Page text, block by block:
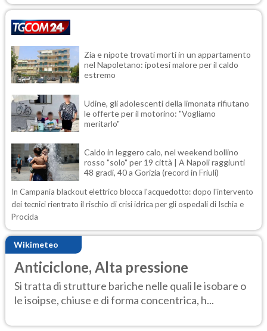
Zia e nipote trovati morti in un appartamento
nel Napoletano: ipotesi malore per il caldo
estremo
Udine, gli adolescenti della limonata rifiutano
le offerte per il motorino: "Vogliamo
meritarlo"
Caldo in leggero calo, nel weekend bollino
rosso "solo" per 19 città | A Napoli raggiunti
48 gradi, 40 a Gorizia (record in Friuli)
In Campania blackout elettrico blocca l'acquedotto: dopo l'intervento
dei tecnici rientrato il rischio di crisi idrica per gli ospedali di Ischia e
Procida
Wikimeteo
Anticiclone, Alta pressione
Si tratta di strutture bariche nelle quali le isobare o
le isoipse, chiuse e di forma concentrica, h...